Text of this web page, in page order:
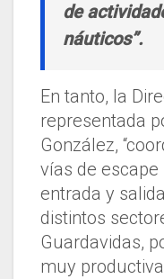
de
náuticos”.
En tanto, la
representada
González,
vías de
entrada y
distintos
Guardavidas,
muy